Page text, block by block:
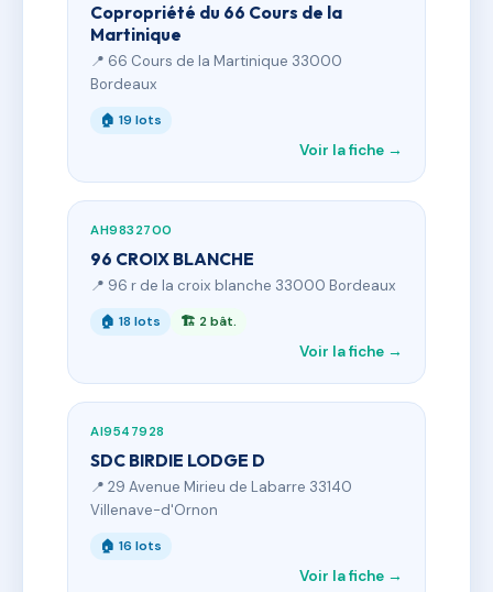
Copropriété du 66 Cours de la
Martinique
📍 66 Cours de la Martinique 33000
Bordeaux
🏠 19 lots
Voir la fiche →
AH9832700
96 CROIX BLANCHE
📍 96 r de la croix blanche 33000 Bordeaux
🏠 18 lots 🏗 2 bât.
Voir la fiche →
AI9547928
SDC BIRDIE LODGE D
📍 29 Avenue Mirieu de Labarre 33140
Villenave-d'Ornon
🏠 16 lots
Voir la fiche →